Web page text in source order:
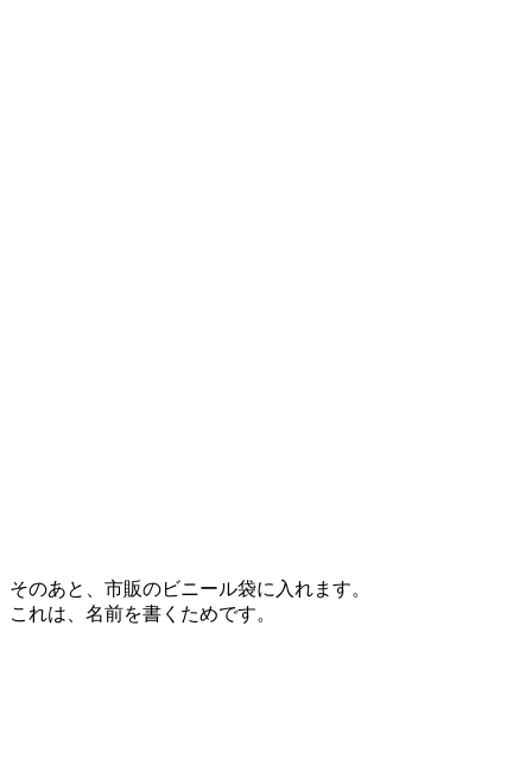
そのあと、市販のビニール袋に入れます。
これは、名前を書くためです。